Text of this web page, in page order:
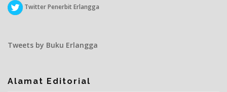
Twitter Penerbit Erlangga
Tweets by Buku Erlangga
Alamat Editorial